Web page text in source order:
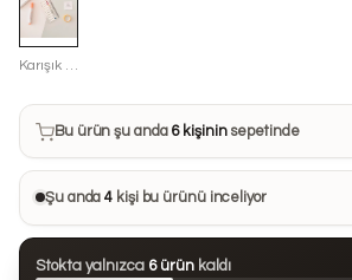
Bu ürün şu anda 6 kişininsepetinde
Bu ürünü 32 kişi favorilerine ekledi
Bu ürün son 24 saatte104 kezgörüntülendi
Şu anda4 kişi bu ürünü inceliyor
Stokta yalnızca 6 ürün kaldı